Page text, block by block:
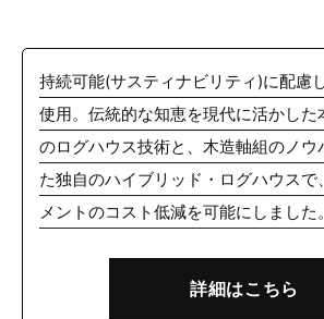
持続可能(サスティナビリティ)に配慮
使⽤。伝統的な知恵を現代に活かした
のログハウス技術と、木造軸組のノウ
た独自のハイブリッド・ログハウスで
メントのコスト低減を可能にしました。
詳細はこちら